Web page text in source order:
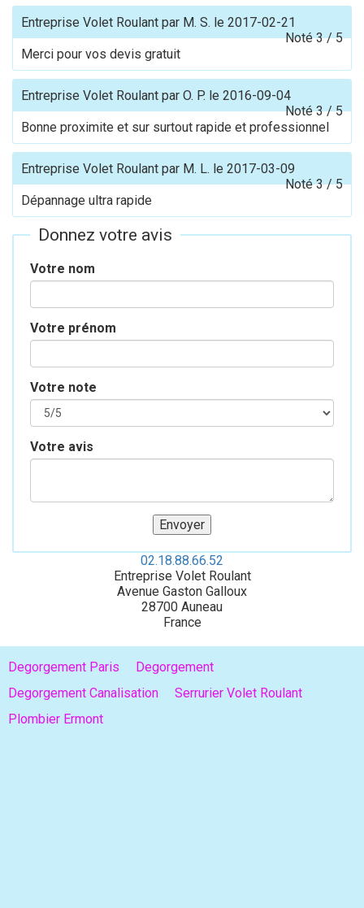
Entreprise Volet Roulant par M. S. le 2017-02-21
Noté3/5
Merci pour vos devis gratuit
Entreprise Volet Roulant par O. P. le 2016-09-04
Noté3/5
Bonne proximite et sur surtout rapide et professionnel
Entreprise Volet Roulant par M. L. le 2017-03-09
Noté3/5
Dépannage ultra rapide
Donnez votre avis
Votre nom
Votre prénom
Votre note
Votre avis
02.18.88.66.52
Entreprise Volet Roulant
Avenue Gaston Galloux
28700 Auneau
France
Degorgement Paris
Degorgement
Degorgement Canalisation
Serrurier Volet Roulant
Plombier Ermont